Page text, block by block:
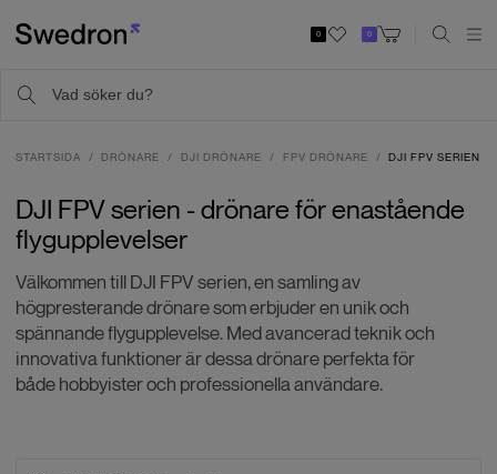
0 0
STARTSIDA DRÖNARE DJI DRÖNARE FPV DRÖNARE DJI FPV SERIEN
DJI FPV serien - drönare för enastående
flygupplevelser
Välkommen till DJI FPV serien, en samling av
högpresterande drönare som erbjuder en unik och
spännande flygupplevelse. Med avancerad teknik och
innovativa funktioner är dessa drönare perfekta för
både hobbyister och professionella användare.